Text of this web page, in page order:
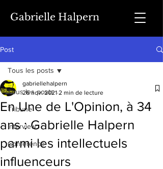
Gabrielle Halpern
Post
Tous les posts
Tribune
Interview
Conférence
Tous les posts
En Une de L'Opinion, à 34
ans : Gabrielle Halpern
parmi les intellectuels
influenceurs
gabriellehalpern
26 nov. 2021 2 min de lecture